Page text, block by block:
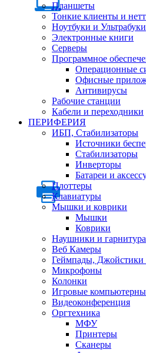
Планшеты
Тонкие клиенты и
Ноутбуки и Ультрабуки
Электронные книги
Серверы
Программное
Операционные
Офисные
Антивирусы
Рабочие станции
Кабели и переходники
ПЕРИФЕРИЯ
ИБП, Стабилизаторы
Источники
Стабилизаторы
Инверторы
Батареи и
Плоттеры
Клавиатуры
Мышки и коврики
Мышки
Коврики
Наушники и гарнитура
Веб Камеры
Геймпады, Джойстики
Микрофоны
Колонки
Игровые
Видеоконференция
Оргтехника
МФУ
Принтеры
Сканеры